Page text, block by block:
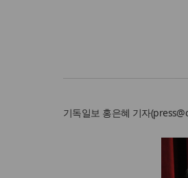
기독일보 홍은혜 기자(